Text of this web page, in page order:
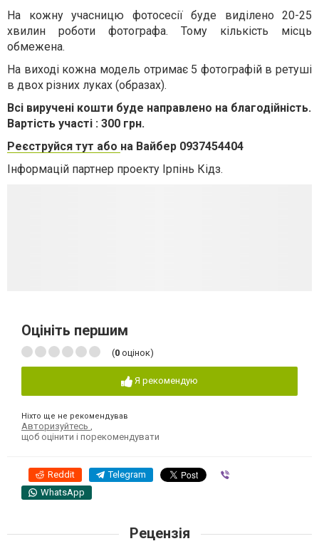
На кожну учасницю фотосесії буде виділено 20-25
хвилин роботи фотографа. Тому кількість місць
обмежена.
На виході кожна модель отримає 5 фотографій в ретуші
в двох різних луках (образах).
Всі виручені кошти буде направлено на благодійність.
Вартість участі : 300 грн.
Реєструйся тут або на Вайбер 0937454404
Інформацій партнер проекту Ірпінь Кідз.
Оцініть першим
(0 оцінок)
Я рекомендую
Ніхто ще не рекомендував
Авторизуйтесь
щоб оцінити і порекомендувати
Reddit Telegram
WhatsApp
Рецензія